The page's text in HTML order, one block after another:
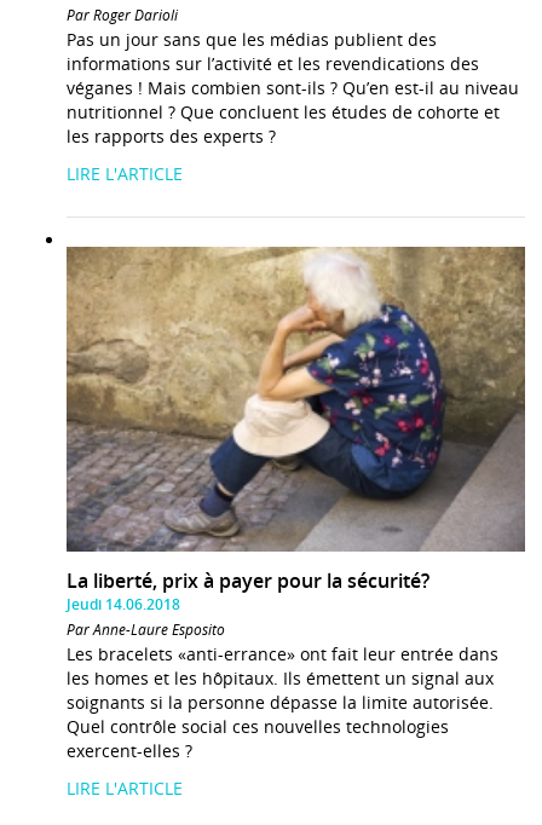
Par Roger Darioli
Pas un jour sans que les médias publient des
informations sur l’activité et les revendications des
véganes ! Mais combien sont-ils ? Qu’en est-il au niveau
nutritionnel ? Que concluent les études de cohorte et
les rapports des experts ?
LIRE L'ARTICLE
La liberté, prix à payer pour la sécurité?
Jeudi 14.06.2018
Par Anne-Laure Esposito
Les bracelets «anti-errance» ont fait leur entrée dans
les homes et les hôpitaux. Ils émettent un signal aux
soignants si la personne dépasse la limite autorisée.
Quel contrôle social ces nouvelles technologies
exercent-elles ?
LIRE L'ARTICLE